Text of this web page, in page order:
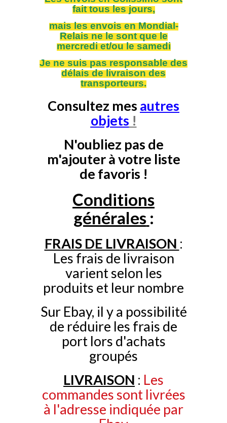
fait tous les jours,
mais les envois en Mondial-
Relais ne le sont que le
mercredi et/ou le samedi
Je ne suis pas responsable des
délais de livraison des
transporteurs.
Consultez mes autres
objets !
N'oubliez pas de
m'ajouter à votre liste
de favoris !
Conditions
générales :
FRAIS DE LIVRAISON :
Les frais de livraison
varient selon les
produits et leur nombre
Sur Ebay, il y a possibilité
de réduire les frais de
port lors d'achats
groupés
LIVRAISON : Les
commandes sont livrées
à l'adresse indiquée par